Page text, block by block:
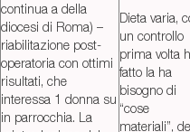
continua a della
diocesi di Roma) –
riabilitazione post-
operatoria con ottimi
risultati, che
interessa 1 donna su
in parrocchia. La
Dieta varia,
un controllo
prima volta
fatto la ha
bisogno di
“cose
materiali”,